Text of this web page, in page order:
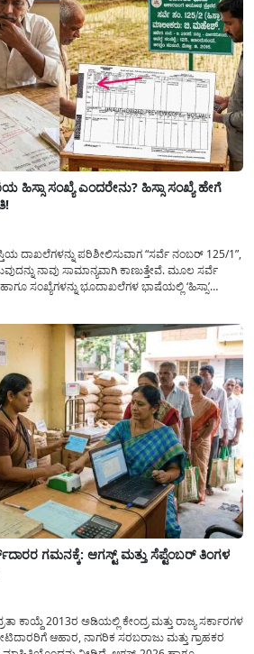
ಸಂಖ್ಯೆ ಎಂದರೇನು? ಹಿಸ್ಸಾ ಸಂಖ್ಯೆ ಹೇಗೆ
ದಾಖಲೆಗಳನ್ನು ಪರಿಶೀಲಿಸುವಾಗ “ಸರ್ವೆ ನಂಬರ್ 125/1”,
ನಾವು ಸಾಮಾನ್ಯ​ವಾಗಿ ಕಾಣುತ್ತೇವೆ. ಮೂಲ ಸರ್ವೆ
ಸಂಖ್ಯೆಗಳನ್ನು ಭೂದಾಖಲೆಗಳ ಭಾಷೆಯಲ್ಲಿ ‘ಹಿಸ್ಸಾ’
ಗಮನಕ್ಕೆ: ಆಗಸ್ಟ್ ಮತ್ತು ಸೆಪ್ಟೆಂಬರ್ ತಿಂಗಳ
ಕಾಯ್ದೆ 2013ರ ಅಡಿಯಲ್ಲಿ ಕೇಂದ್ರ ಮತ್ತು ರಾಜ್ಯ ಸರ್ಕಾರಗಳ
ಆಹಾರ, ನಾಗರಿಕ ಸರಬರಾಜು ಮತ್ತು ಗ್ರಾಹಕರ